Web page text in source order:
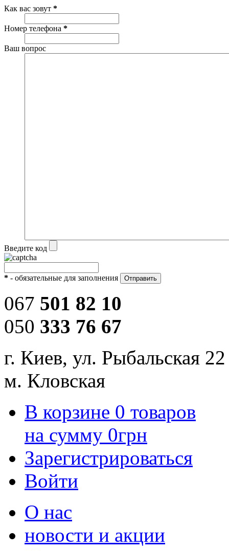
Как вас зовут *
Номер телефона *
Ваш вопрос
Введите код
* - обязательные для заполнения
067 501 82 10
050 333 76 67
г. Киев, ул. Рыбальская 22
м. Кловская
В корзине 0 товаров
на сумму 0грн
Зарегистрироваться
Войти
О нас
новости и акции